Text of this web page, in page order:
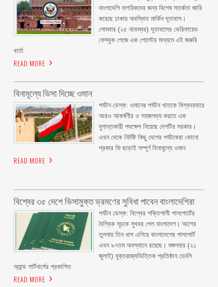
বাংলাদেশি নাগরিকদের জন্য বিশেষ সতর্কতা জারি
করেছে ঢাকায় অবস্থিত মার্কিন দূতাবাস।
সোমবার (২৫ নভেম্বর) দূতাবাসের ভেরিফায়েড
ফেসবুক পেজে এক পোস্টের মাধ্যমে এই জরুরি
বার্তা
READ MORE
বিনামূল্যে ভিসা দিচ্ছে ওমান
পর্যটন ডেস্ক: ওমানের পর্যটন খাতকে বিশ্বদরবারে
আরও আকর্ষণীয় ও সহজলভ্য করতে এক
যুগান্তকারী পদক্ষেপ নিয়েছে দেশটির সরকার।
এখন থেকে নির্দিষ্ট কিছু দেশের পর্যটকেরা কোনো
প্রকার ফি ছাড়াই সম্পূর্ণ বিনামূল্যে ওমান
READ MORE
বিশ্বের ৩৫ দেশে ভিসামুক্ত ভ্রমণের সুবিধা পাবেন বাংলাদেশিরা
পর্যটন ডেস্ক: বিশ্বের শক্তিশালী পাসপোর্টের
বৈশ্বিক সূচকে সুখবর পেল বাংলাদেশ। আগের
তুলনায় তিন ধাপ এগিয়ে বাংলাদেশের পাসপোর্ট
এখন ৯৭তম অবস্থানে রয়েছে। মঙ্গলবার (২১
জুলাই) যুক্তরাজ্যভিত্তিক প্রতিষ্ঠান হেনলি
অ্যান্ড পার্টনার্সের প্রকাশিত
READ MORE